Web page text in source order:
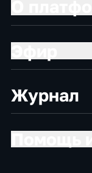
Журнал